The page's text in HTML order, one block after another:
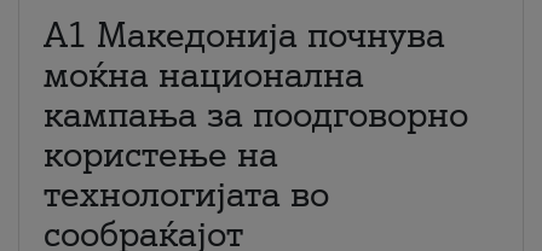
A1 Македонија почнува
моќна национална
кампања за поодговорно
користење на
технологијата во
сообраќајот